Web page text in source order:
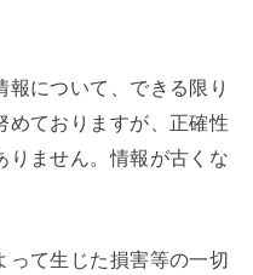
について、できる限り
めておりますが、正確性
ません。情報が古くな
って生じた損害等の一切